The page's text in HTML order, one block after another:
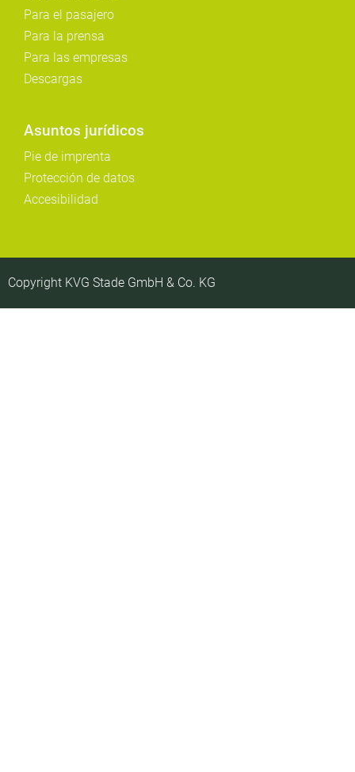
Para el pasajero
Para la prensa
Para las empresas
Descargas
Asuntos jurídicos
Pie de imprenta
Protección de datos
Accesibilidad
Copyright KVG Stade GmbH & Co. KG